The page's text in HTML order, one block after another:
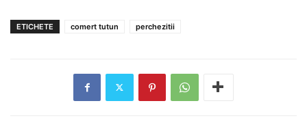
ETICHETE comert tutun perchezitii